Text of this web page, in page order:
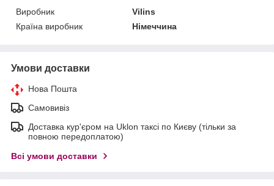
Виробник
Vilins
Країна виробник
Німеччина
Умови доставки
Нова Пошта
Самовивіз
Доставка кур'єром на Uklon таксі по Києву (тільки за
повною передоплатою)
Всі умови доставки